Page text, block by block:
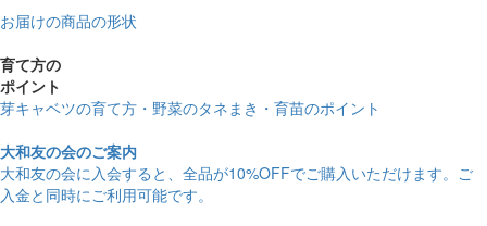
お届けの商品の形状
育て方の
ポイント
芽キャベツの育て方・野菜のタネまき・育苗のポイント
大和友の会のご案内
大和友の会に入会すると、 全品が10%OFFでご購入いただけます。ご
入金と同時にご利用可能です。